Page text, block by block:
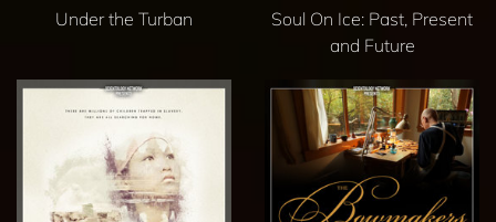
Under the Turban
Soul On Ice: Past, Present
and Future